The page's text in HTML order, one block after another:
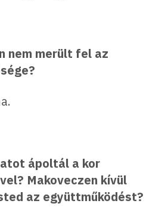
nem merült fel az
ápoltál a kor
Makoveczen kívül
az együttműködést?